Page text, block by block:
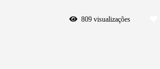
809visualizações